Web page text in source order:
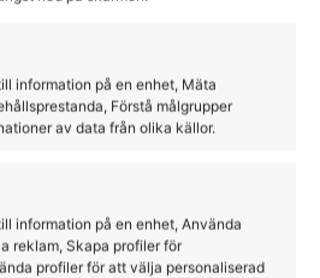
information på en enhet, Mäta
Förstå målgrupper
av data från olika källor.
information på en enhet, Använda
reklam, Skapa profiler för
profiler för att välja personaliserad
Chaps i Skinn
HorseLife